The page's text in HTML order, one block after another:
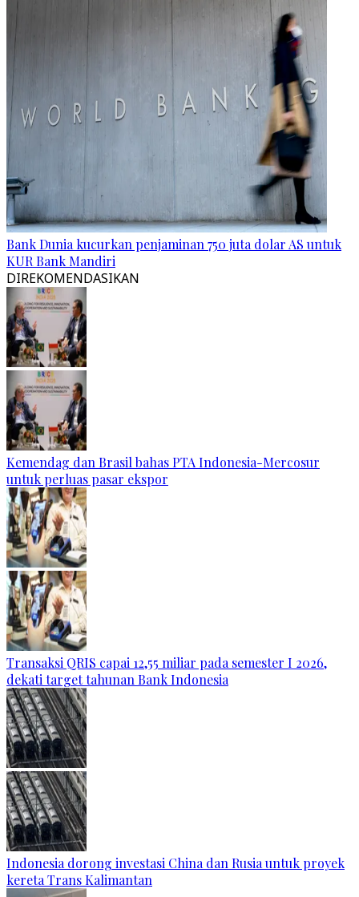
Bank Dunia kucurkan penjaminan 750 juta dolar AS untuk
KUR Bank Mandiri
DIREKOMENDASIKAN
Kemendag dan Brasil bahas PTA Indonesia-Mercosur
untuk perluas pasar ekspor
Transaksi QRIS capai 12,55 miliar pada semester I 2026,
dekati target tahunan Bank Indonesia
Indonesia dorong investasi China dan Rusia untuk proyek
kereta Trans Kalimantan